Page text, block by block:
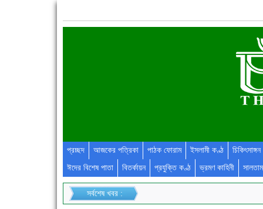
প্রচ্ছদ আজকের পত্রিকা পাঠক ফোরাম ইসলামী কণ্ঠ চিকিৎসাঙ্গন
ঈদের বিশেষ পাতা
বিতর্কায়ন প্রযুক্তি কণ্ঠ ভ্রমণ কাহিনী
সর্বশেষ খবর :